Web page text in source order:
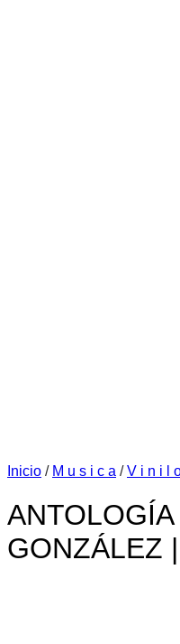
Inicio / M u s i c a / V i n i l
GONZÁLEZ